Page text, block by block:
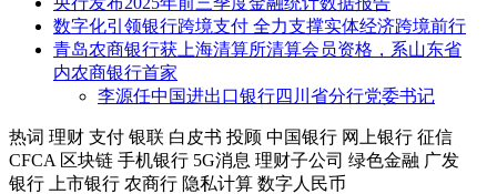
数字化引领银行跨境支付 全力支撑实体经济跨境前行
青岛农商银行获上海清算所清算会员资格，系山东省
内农商银行首家
李源任中国进出口银行四川省分行党委书记
热词 理财 支付 银联 白皮书 投顾 中国银行 网上银行 征信
CFCA 区块链 手机银行 5G消息 理财子公司 绿色金融 广发
银行
上市银行 农商行 隐私计算 数字人民币